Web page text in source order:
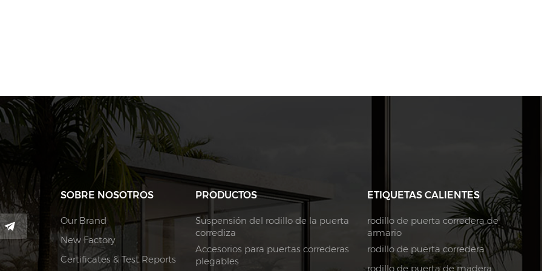
SOBRE NOSOTROS
Our Brand
New Factory
Certificates & Test Reports
PRODUCTOS
Suspensión del rodillo de la puerta
corrediza
Accesorios para puertas correderas
plegables
ETIQUETAS CALIENTES
rodillo de puerta corredera de
armario
rodillo de puerta corredera
rodillo de puerta de madera